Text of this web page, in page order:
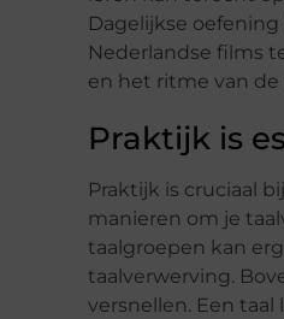
Dagelijkse
Nederlandse films
en het ritme van de
Praktijk is
Praktijk is cruciaal
manieren om je
taalgroepen kan
taalverwerving.
versnellen. Een